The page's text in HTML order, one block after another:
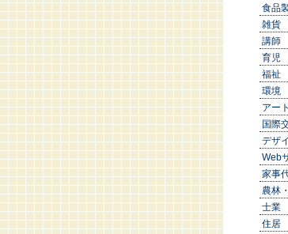
食品
雑貨
講師
育児
福祉
環境
アート
国際
デザ
Web
家事
農林
士業
住居